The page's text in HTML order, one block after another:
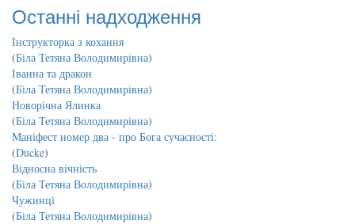
Останні надходження
Інструкторка з кохання
(Біла Тетяна Володимирівна)
Іванна та дракон
(Біла Тетяна Володимирівна)
Новорічна Ялинка
(Біла Тетяна Володимирівна)
Маніфест номер два - про Бога сучасності:
(Ducke)
Відносна вічність
(Біла Тетяна Володимирівна)
Чужинці
(Біла Тетяна Володимирівна)